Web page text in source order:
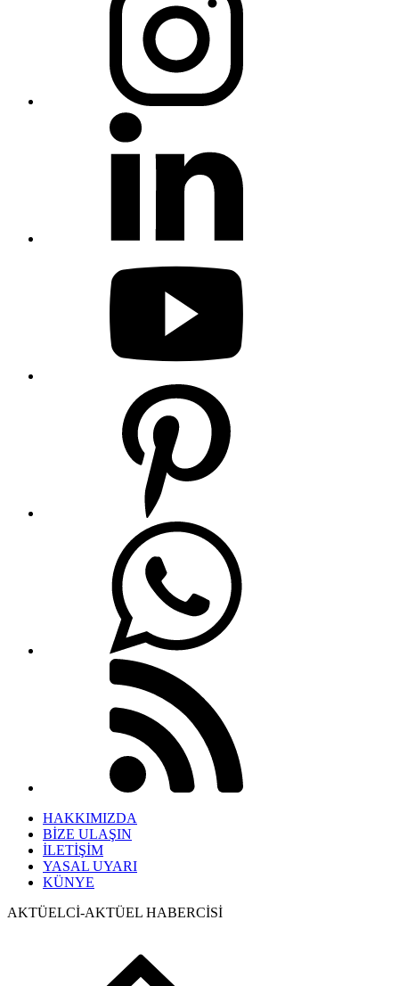
HAKKIMIZDA
BİZE ULAŞIN
İLETİŞİM
YASAL UYARI
KÜNYE
AKTÜELCİ-AKTÜEL HABERCİSİ